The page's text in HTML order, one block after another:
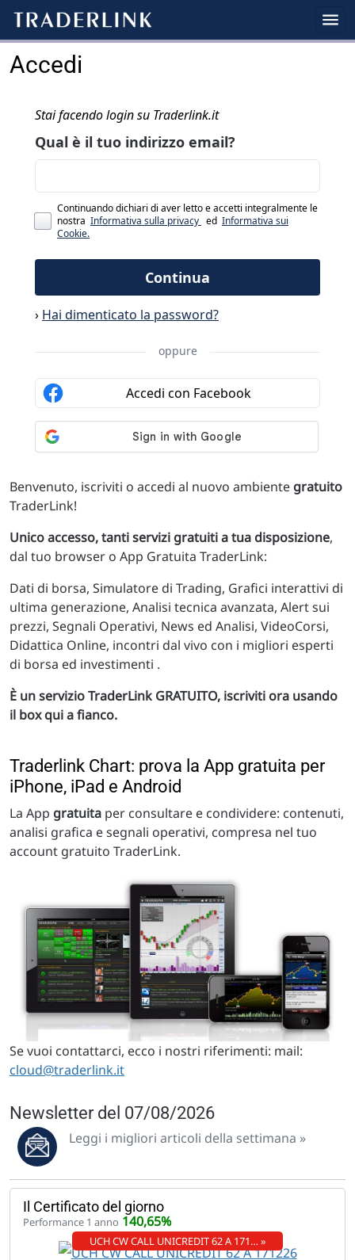
Accedi
Benvenuto, iscriviti o accedi al nuovo ambiente gratuito
TraderLink!
Unico accesso, tanti servizi gratuiti a tua disposizione,
dal tuo browser o App Gratuita TraderLink:
Dati di borsa, Simulatore di Trading, Grafici interattivi di
ultima generazione, Analisi tecnica avanzata, Alert sui
prezzi, Segnali Operativi, News ed Analisi, VideoCorsi,
Didattica Online, incontri dal vivo con i migliori esperti
di borsa ed investimenti .
È un servizio TraderLink GRATUITO, iscriviti ora usando
il box qui a fianco.
Traderlink Chart: prova la App gratuita per
iPhone, iPad e Android
La App gratuita per consultare e condividere: contenuti,
analisi grafica e segnali operativi, compresa nel tuo
account gratuito TraderLink.
Se vuoi contattarci, ecco i nostri riferimenti: mail:
cloud@traderlink.it
Newsletter del 07/08/2026
Leggi i migliori articoli della settimana »
Il Certificato del giorno
Performance 1 anno 140,65%
UCH CW CALL UNICREDIT 62 A 171… »